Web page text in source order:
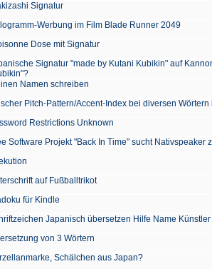
Signatur
Werbung im Film Blade Runner 2049
Dose mit Signatur
Signatur "made by Kutani Kubikin" auf
Namen schreiben
Pitch-Pattern/Accent-Index bei diversen
Restrictions Unknown
Software Projekt "Back In Time" sucht Nativspeaker
auf Fußballtrikot
für Kindle
Japanisch übersetzen Hilfe Name
von 3 Wörtern
Schälchen aus Japan?